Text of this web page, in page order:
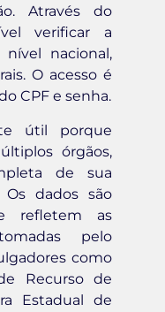
Através do
verificar a
nacional,
O acesso é
CPF e senha.
útil porque
órgãos,
de sua
dados são
refletem as
pelo
como
Recurso de
Estadual de